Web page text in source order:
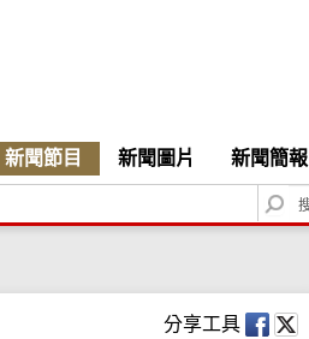
新聞節目 新聞圖片 新聞簡報
S
e
c
h
分享工具